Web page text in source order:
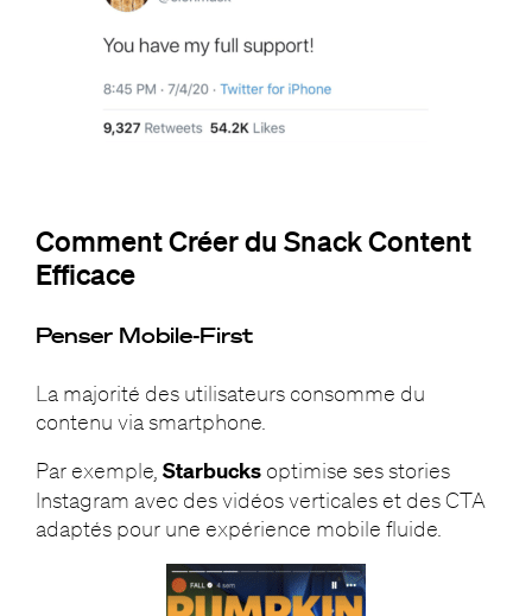
Comment Créer du Snack Content
Efficace
Penser Mobile-First
La majorité des utilisateurs consomme du
contenu via smartphone.
Par exemple, Starbucksoptimise ses stories
Instagram avec des vidéos verticales et des CTA
adaptés pour une expérience mobile fluide.